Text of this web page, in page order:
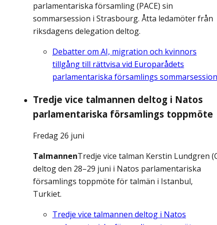
parlamentariska församling (PACE) sin
sommarsession i Strasbourg. Åtta ledamöter från
riksdagens delegation deltog.
Debatter om AI, migration och kvinnors
tillgång till rättvisa vid Europarådets
parlamentariska församlings sommarsession
Tredje vice talmannen deltog i Natos
parlamentariska församlings toppmöte
Fredag 26 juni
TalmannenTredje vice talman Kerstin Lundgren
deltog den 28–29 juni i Natos parlamentariska
församlings toppmöte för talmän i Istanbul,
Turkiet.
Tredje vice talmannen deltog i Natos